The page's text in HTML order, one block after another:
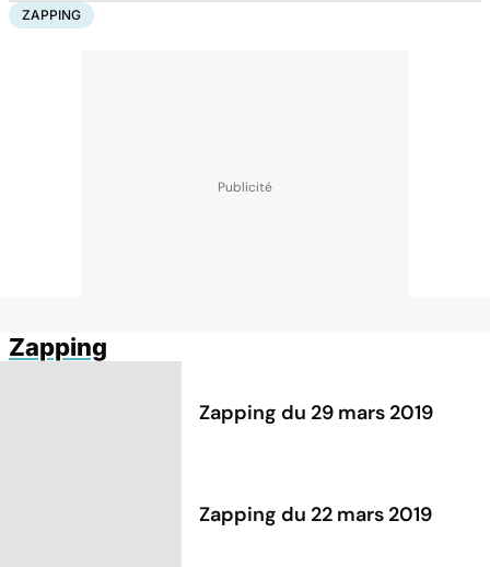
ZAPPING
Zapping
Zapping du 29 mars 2019
Zapping du 22 mars 2019